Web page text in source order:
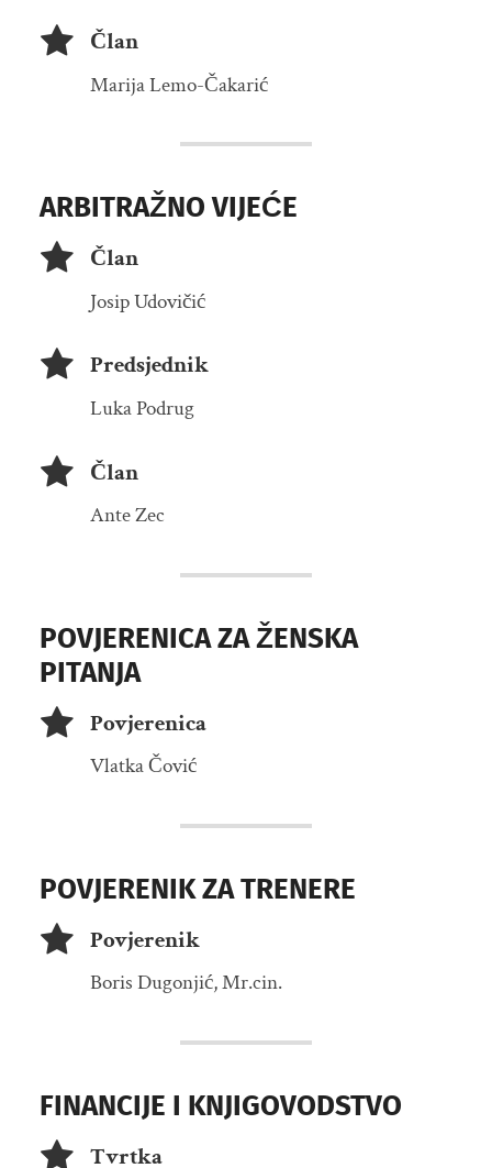
Član
Marija Lemo-Čakarić
ARBITRAŽNO VIJEĆE
Član
Josip Udovičić
Predsjednik
Luka Podrug
Član
Ante Zec
POVJERENICA ZA ŽENSKA
PITANJA
Povjerenica
Vlatka Čović
POVJERENIK ZA TRENERE
Povjerenik
Boris Dugonjić, Mr.cin.
FINANCIJE I KNJIGOVODSTVO
Tvrtka